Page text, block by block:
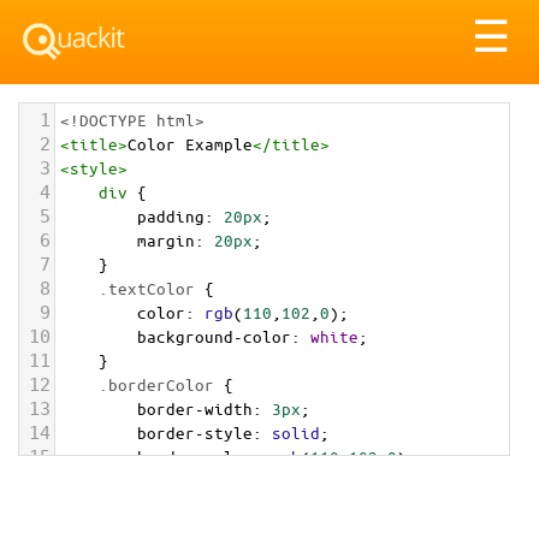
☰
1 <!DOCTYPE html>
2 <title>Color Example</title>
3 <style>
4 div {
5 padding: 20px;
6 margin: 20px;
7 }
8 .textColor {
9 color: rgb(110 102 0);
10 background-color: white;
11 }
12 .borderColor {
13 border-width: 3px;
14 border-style: solid;
15 border-color: rgb(110,102,0);